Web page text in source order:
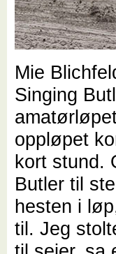
Mie
Singing
oppløpet
kort stund.
Butler til
hesten i
til. Jeg